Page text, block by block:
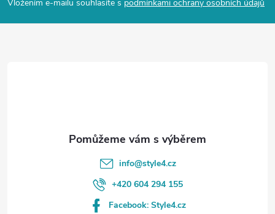
a
Vložením e-mailu souhlasíte s podmínkami ochrany osobních údajů
info@style4.cz
+420 604 294 155
Facebook: Style4.cz